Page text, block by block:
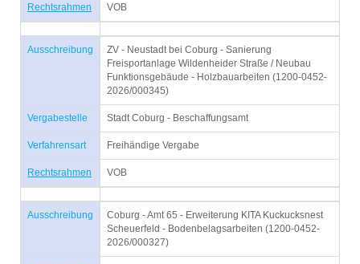
Rechtsrahmen VOB
Ausschreibung
ZV - Neustadt bei Coburg - Sanierung
Freisportanlage Wildenheider Straße / Neubau
Funktionsgebäude - Holzbauarbeiten (1200-0452-
2026/000345)
Vergabestelle Stadt Coburg - Beschaffungsamt
Verfahrensart Freihändige Vergabe
Rechtsrahmen VOB
Ausschreibung
Coburg - Amt 65 - Erweiterung KITA Kuckucksnest
Scheuerfeld - Bodenbelagsarbeiten (1200-0452-
2026/000327)